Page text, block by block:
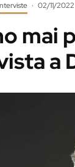
· 02/11/2022
mai
a